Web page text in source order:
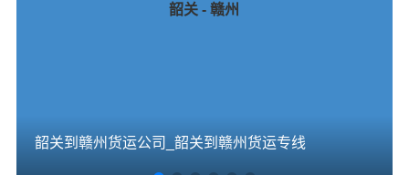
韶关 - 赣州
韶关到赣州货运公司_韶关到赣州货运专线